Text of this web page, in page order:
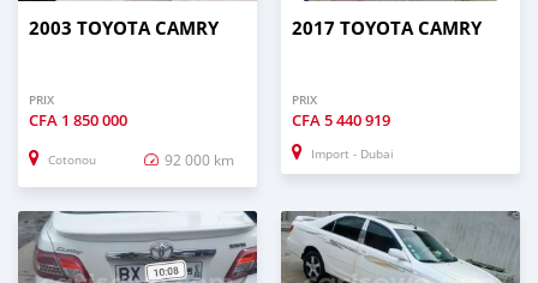
2003 TOYOTA CAMRY
PRIX
CFA 1 850 000
Cotonou 92 000 km
2017 TOYOTA CAMRY
PRIX
CFA5 440 919
Import - Dubai